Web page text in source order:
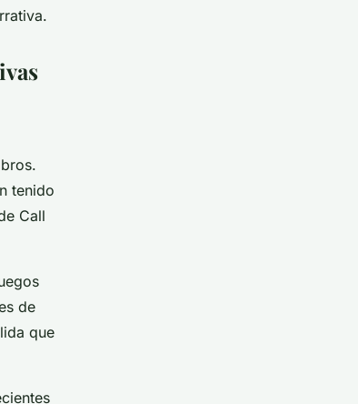
tenido
Call
de
que